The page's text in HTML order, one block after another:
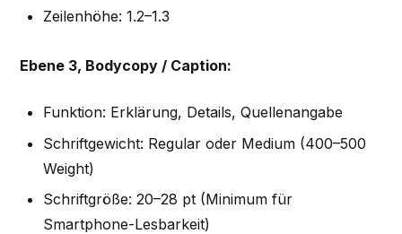
Zeilenhöhe: 1.2–1.3
Ebene 3, Bodycopy / Caption:
Funktion: Erklärung, Details, Quellenangabe
Schriftgewicht: Regular oder Medium (400–500
Weight)
Schriftgröße: 20–28 pt (Minimum für
Smartphone-Lesbarkeit)